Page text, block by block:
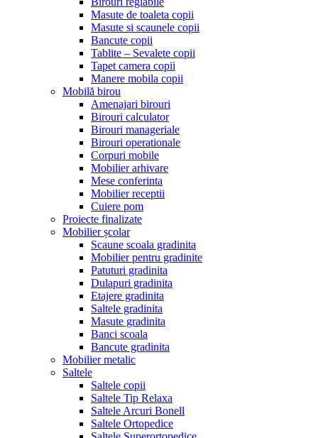
Masute de toaleta copii
Masute si scaunele copii
Bancute copii
Tablite – Sevalete copii
Tapet camera copii
Manere mobila copii
Mobilă birou
Amenajari birouri
Birouri calculator
Birouri manageriale
Birouri operationale
Corpuri mobile
Mobilier arhivare
Mese conferinta
Mobilier receptii
Cuiere pom
Proiecte finalizate
Mobilier școlar
Scaune scoala gradinita
Mobilier pentru gradinite
Patuturi gradinita
Dulapuri gradinita
Etajere gradinita
Saltele gradinita
Masute gradinita
Banci scoala
Bancute gradinita
Mobilier metalic
Saltele
Saltele copii
Saltele Tip Relaxa
Saltele Arcuri Bonell
Saltele Ortopedice